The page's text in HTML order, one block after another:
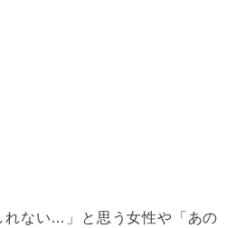
れない…」と思う女性や「あの